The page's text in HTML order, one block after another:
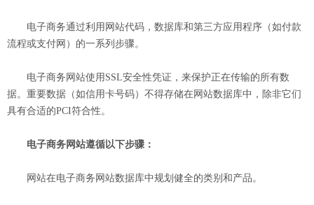
电子商务通过利用网站代码，数据库和第三方应用程序（如付款
流程或支付网）的一系列步骤。
电子商务网站使用SSL安全性凭证，来保护正在传输的所有数
据。重要数据（如信用卡号码）不得存储在网站数据库中，除非它们
具有合适的PCI符合性。
电子商务网站遵循以下步骤：
网站在电子商务网站数据库中规划健全的类别和产品。